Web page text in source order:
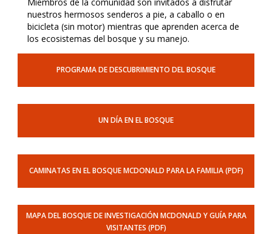
nuestros hermosos senderos a pie, a caballo o en
bicicleta (sin motor) mientras que aprenden acerca de
los ecosistemas del bosque y su manejo.
PROGRAMA DE DESCUBRIMIENTO DEL BOSQUE
UN DÍA EN EL BOSQUE
CAMINATAS EN EL BOSQUE MCDONALD PARA LA FAMILIA (PDF)
MAPA DEL BOSQUE DE INVESTIGACIÓN MCDONALD Y GUÍA PARA
VISITANTES (PDF)